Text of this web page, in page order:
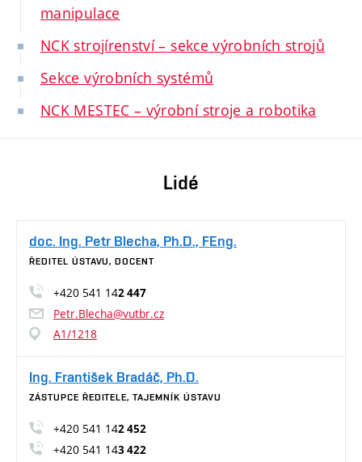
manipulace
NCK strojírenství – sekce výrobních strojů
Sekce výrobních systémů
NCK MESTEC – výrobní stroje a robotika
Lidé
doc. Ing. Petr Blecha, Ph.D., FEng.
ŘEDITEL ÚSTAVU, DOCENT
+420 541 142 447
Petr.Blecha@vutbr.cz
A1/1218
Ing. František Bradáč, Ph.D.
ZÁSTUPCE ŘEDITELE, TAJEMNÍK ÚSTAVU
+420 541 142 452
+420 541 143 422